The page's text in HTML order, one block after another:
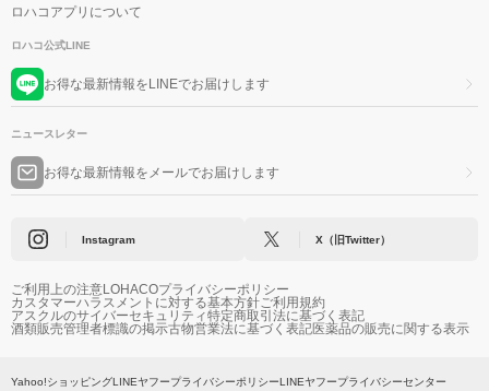
ロハコアプリについて
ロハコ公式LINE
お得な最新情報をLINEでお届けします
ニュースレター
お得な最新情報をメールでお届けします
Instagram X（旧Twitter）
ご利用上の注意LOHACOプライバシーポリシー
カスタマーハラスメントに対する基本方針ご利用規約
アスクルのサイバーセキュリティ特定商取引法に基づく表記
酒類販売管理者標識の掲示古物営業法に基づく表記医薬品の販売に関する表示
Yahoo!ショッピングLINEヤフープライバシーポリシーLINEヤフープライバシーセンター